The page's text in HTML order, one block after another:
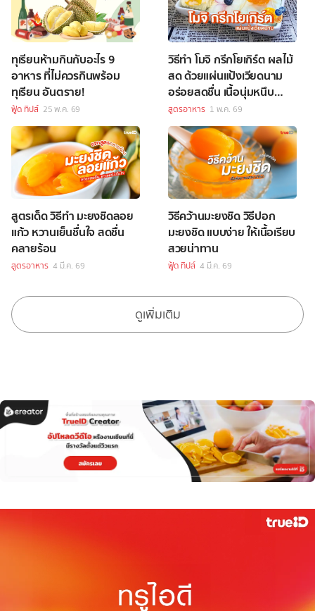
ทุเรียนห้ามกินกับอะไร 9
อาหาร ที่ไม่ควรกินพร้อม
ทุเรียน อันตราย!
ฟู้ด ทิปส์ 25 พ.ค. 69
วิธีทำ โมจิ กรีกโยเกิร์ต ผลไม้
สด ด้วยแผ่นแป้งเวียดนาม
อร่อยสดชื่น เนื้อนุ่มหนึบ
หนับ!
สูตรอาหาร 1 พ.ค. 69
สูตรเด็ด วิธีทำ มะยงชิดลอย
แก้ว หวานเย็นชื่นใจ สดชื่น
คลายร้อน
สูตรอาหาร 4 มี.ค. 69
วิธีคว้านมะยงชิด วิธีปอก
มะยงชิด แบบง่าย ให้เนื้อเรียบ
สวยน่าทาน
ฟู้ด ทิปส์ 4 มี.ค. 69
ดูเพิ่มเติม